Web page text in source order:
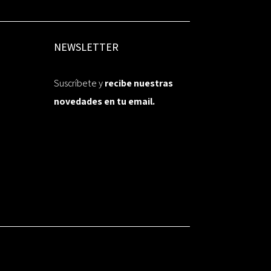
NEWSLETTER
Suscríbete yrecibe nuestras
novedades en tu email.